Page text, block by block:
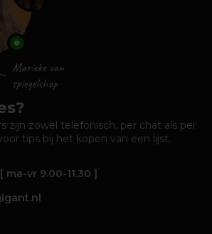
zijn zowel telefonisch, per chat als per
tips bij het kopen van een lijst.
ma-vr 9.00-11.30 ]